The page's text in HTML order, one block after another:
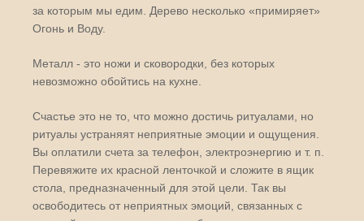
за которым мы едим. Дерево несколько «примиряет»
Огонь и Воду.
Металл - это ножи и сковородки, без которых
невозможно обойтись на кухне.
Счастье это не то, что можно достичь ритуалами, но
ритуалы устраняят неприятные эмоции и ощущения.
Вы оплатили счета за телефон, электроэнергию и т. п.
Перевяжите их красной ленточкой и сложите в ящик
стола, предназначенный для этой цели. Так вы
освободитесь от неприятных эмоций, связанных с